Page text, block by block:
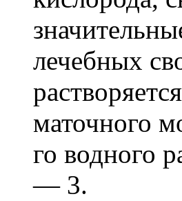
лечебных
маточного
го водного
— 3.